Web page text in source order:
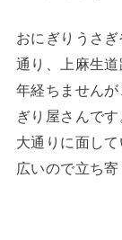
おにぎりうさ
通り、上麻生
年経ちません
ぎり屋さんです
大通りに面し
広いので立ち寄